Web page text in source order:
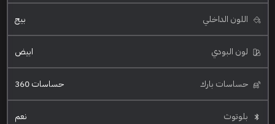
اللون الداخلي بيج
لون البودي ابيض
حساسات بارك حساسات 360
بلوتوث نعم